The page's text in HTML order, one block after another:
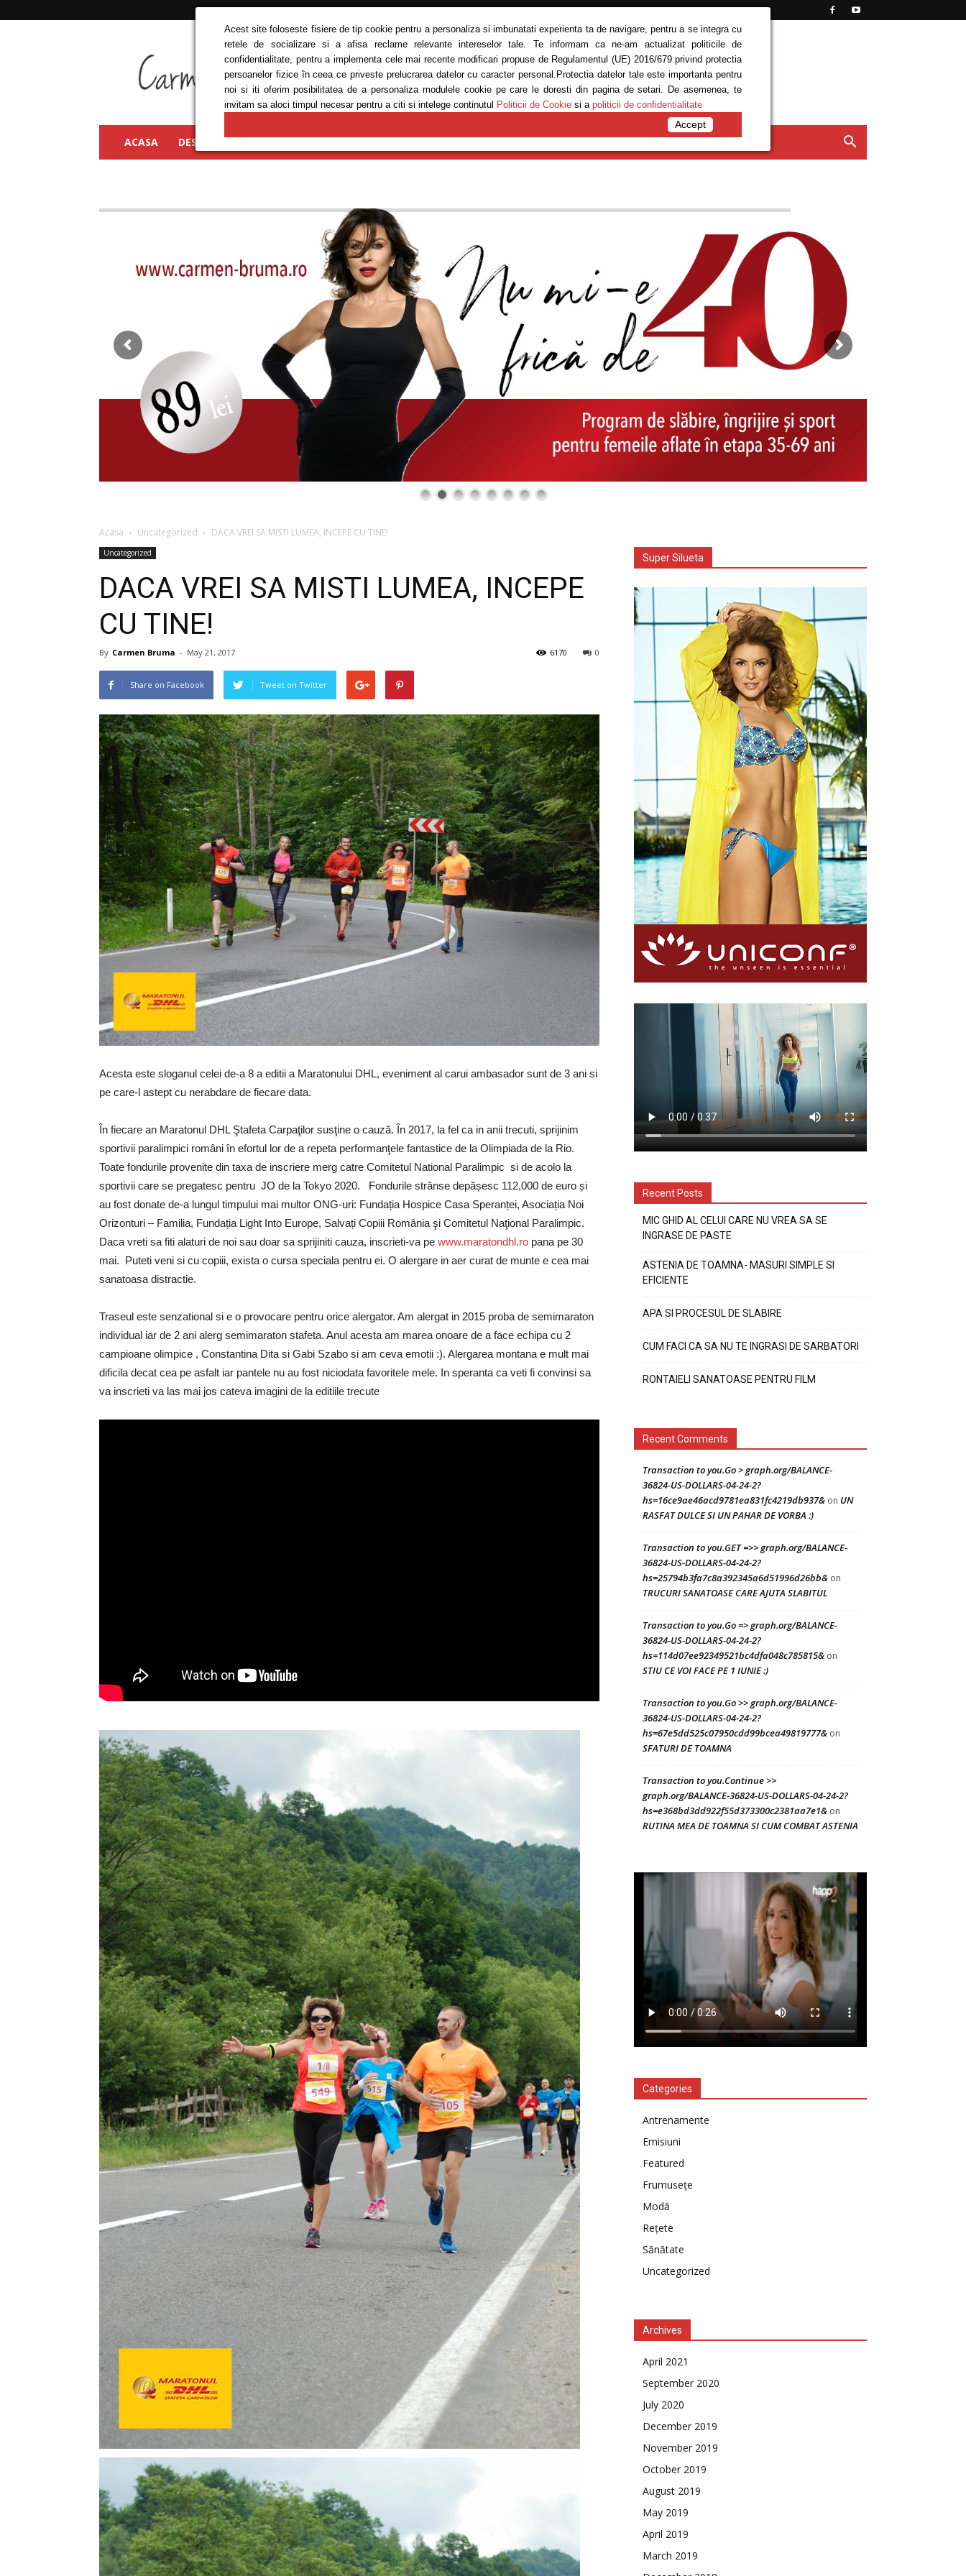
Bruma
ACASA DESPRE MINE FRUMUSEȚE MODĂ REȚETE SĂNĂTATE ANTRENAMENTE EMISIUNI CONTACT
Acasa Uncategorized DACA VREI SA MISTI LUMEA, INCEPE CU TINE!
Uncategorized
DACA VREI SA MISTI LUMEA, INCEPE
CU TINE!
By Carmen Bruma - May 21, 2017 0
6170
Share on Facebook Tweet on Twitter
Acesta este sloganul celei de-a 8 a editii a Maratonului DHL, eveniment al carui ambasador sunt de 3 ani si
pe care-l astept cu nerabdare de fiecare data.
În fiecare an Maratonul DHL Ştafeta Carpaţilor susţine o cauză. În 2017, la fel ca in anii trecuti, sprijinim
sportivii paralimpici români în efortul lor de a repeta performanţele fantastice de la Olimpiada de la Rio.
Toate fondurile provenite din taxa de inscriere merg catre Comitetul National Paralimpic si de acolo la
sportivii care se pregatesc pentru JO de la Tokyo 2020. Fondurile strânse depășesc 112,000 de euro și
au fost donate de-a lungul timpului mai multor ONG-uri: Fundația Hospice Casa Speranței, Asociația Noi
Orizonturi – Familia, Fundația Light Into Europe, Salvați Copiii România şi Comitetul Naţional Paralimpic.
Daca vreti sa fiti alaturi de noi sau doar sa sprijiniti cauza, inscrieti-va pe www.maratondhl.ro pana pe 30
mai. Puteti veni si cu copiii, exista o cursa speciala pentru ei. O alergare in aer curat de munte e cea mai
sanatoasa distractie.
Traseul este senzational si e o provocare pentru orice alergator. Am alergat in 2015 proba de semimaraton
individual iar de 2 ani alerg semimaraton stafeta. Anul acesta am marea onoare de a face echipa cu 2
campioane olimpice , Constantina Dita si Gabi Szabo si am ceva emotii :). Alergarea montana e mult mai
dificila decat cea pe asfalt iar pantele nu au fost niciodata favoritele mele. In speranta ca veti fi convinsi sa
va inscrieti va las mai jos cateva imagini de la editiile trecute
Super Silueta
Recent Posts
MIC GHID AL CELUI CARE NU VREA SA SE
INGRASE DE PASTE
ASTENIA DE TOAMNA- MASURI SIMPLE SI
EFICIENTE
APA SI PROCESUL DE SLABIRE
CUM FACI CA SA NU TE INGRASI DE SARBATORI
RONTAIELI SANATOASE PENTRU FILM
Recent Comments
Transaction to you.Go > graph.org/BALANCE-
36824-US-DOLLARS-04-24-2?
hs=16ce9ae46acd9781ea831fc4219db937& on UN
RASFAT DULCE SI UN PAHAR DE VORBA :)
Transaction to you.GET =>> graph.org/BALANCE-
36824-US-DOLLARS-04-24-2?
hs=25794b3fa7c8a392345a6d51996d26bb& on
TRUCURI SANATOASE CARE AJUTA SLABITUL
Transaction to you.Go => graph.org/BALANCE-
36824-US-DOLLARS-04-24-2?
hs=114d07ee92349521bc4dfa048c785815& on
STIU CE VOI FACE PE 1 IUNIE :)
Transaction to you.Go >> graph.org/BALANCE-
36824-US-DOLLARS-04-24-2?
hs=67e5dd525c07950cdd99bcea49819777& on
SFATURI DE TOAMNA
Transaction to you.Continue >>
graph.org/BALANCE-36824-US-DOLLARS-04-24-2?
hs=e368bd3dd922f55d373300c2381aa7e1& on
RUTINA MEA DE TOAMNA SI CUM COMBAT ASTENIA
Categories
Antrenamente
Emisiuni
Featured
Frumusețe
Modă
Rețete
Sănătate
Uncategorized
Archives
April 2021
September 2020
July 2020
December 2019
November 2019
October 2019
August 2019
May 2019
April 2019
March 2019
Acest site foloseste fisiere de tip cookie pentru a personaliza si imbunatati experienta ta de navigare, pentru a se integra cu
retele de socializare si a afisa reclame relevante intereselor tale. Te informam ca ne-am actualizat politicile de
confidentialitate, pentru a implementa cele mai recente modificari propuse de Regulamentul (UE) 2016/679 privind protectia
persoanelor fizice în ceea ce priveste prelucrarea datelor cu caracter personal.Protectia datelor tale este importanta pentru
noi si iti oferim posibilitatea de a personaliza modulele cookie pe care le doresti din pagina de setari. De asemenea, te
invitam sa aloci timpul necesar pentru a citi si intelege continutul Politicii de Cookie si a politicii de confidentialitate
Accept